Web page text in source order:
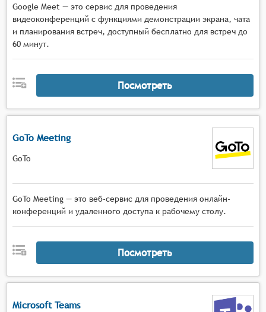
Google Meet — это сервис для проведения
видеоконференций с функциями демонстрации экрана, чата
и планирования встреч, доступный бесплатно для встреч до
60 минут.
Посмотреть
GoTo Meeting
GoTo
GoTo Meeting — это веб-сервис для проведения онлайн-
конференций и удаленного доступа к рабочему столу.
Посмотреть
Microsoft Teams